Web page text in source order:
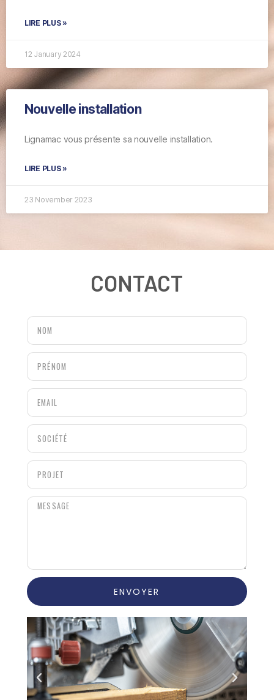
LIRE PLUS »
12 January 2024
Nouvelle installation
Lignamac vous présente sa nouvelle installation.
LIRE PLUS »
23 November 2023
CONTACT
ENVOYER